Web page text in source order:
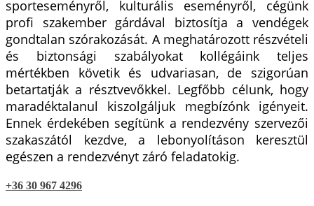
sporteseményről, kulturális eseményről, cégünk
profi szakember gárdával biztosítja a vendégek
gondtalan szórakozását. A meghatározott részvételi
és biztonsági szabályokat kollégáink teljes
mértékben követik és udvariasan, de szigorúan
betartatják a résztvevőkkel. Legfőbb célunk, hogy
maradéktalanul kiszolgáljuk megbízónk igényeit.
Ennek érdekében segítünk a rendezvény szervezői
szakaszától kezdve, a lebonyolításon keresztül
egészen a rendezvényt záró feladatokig.
+36 30 967 4296